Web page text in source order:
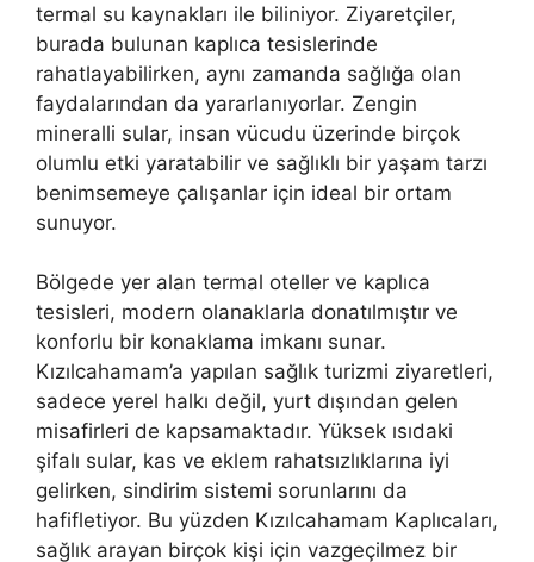
termal su kaynakları ile biliniyor. Ziyaretçiler,
burada bulunan kaplıca tesislerinde
rahatlayabilirken, aynı zamanda sağlığa olan
faydalarından da yararlanıyorlar. Zengin
mineralli sular, insan vücudu üzerinde birçok
olumlu etki yaratabilir ve sağlıklı bir yaşam tarzı
benimsemeye çalışanlar için ideal bir ortam
sunuyor.
Bölgede yer alan termal oteller ve kaplıca
tesisleri, modern olanaklarla donatılmıştır ve
konforlu bir konaklama imkanı sunar.
Kızılcahamam’a yapılan sağlık turizmi ziyaretleri,
sadece yerel halkı değil, yurt dışından gelen
misafirleri de kapsamaktadır. Yüksek ısıdaki
şifalı sular, kas ve eklem rahatsızlıklarına iyi
gelirken, sindirim sistemi sorunlarını da
hafifletiyor. Bu yüzden Kızılcahamam Kaplıcaları,
sağlık arayan birçok kişi için vazgeçilmez bir